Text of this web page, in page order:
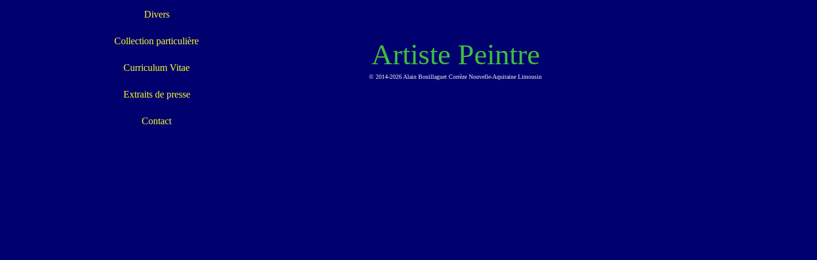
Divers
Collection particulière
Curriculum Vitae
Extraits de presse
Contact
Artiste Peintre
© 2014-2026 Alain Bouillaguet Corrèze Nouvelle-Aquitaine Limousin